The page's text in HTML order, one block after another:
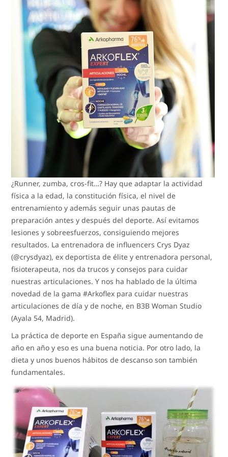
¿Runner, zumba, cros-fit…? Hay que adaptar la actividad
física a la edad, la constitución física, el nivel de
entrenamiento y además seguir unas pautas de
preparación antes y después del deporte. Así evitamos
lesiones y sobreesfuerzos, consiguiendo mejores
resultados. La entrenadora de influencers Crys Dyaz
(@crysdyaz), ex deportista de élite y entrenadora personal,
fisioterapeuta, nos da trucos y consejos para cuidar
nuestras articulaciones. Y nos ha hablado de la última
novedad de la gama #Arkoflex para cuidar nuestras
articulaciones de día y de noche, en B3B Woman Studio
(Ayala 54, Madrid).
La práctica de deporte en España sigue aumentando de
año en año y eso es una buena noticia. Por otro lado, la
dieta y unos buenos hábitos de descanso son también
fundamentales.